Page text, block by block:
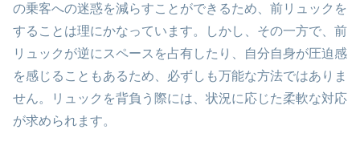
の乗客への迷惑を減らすことができるため、前リュックを
することは理にかなっています。しかし、その一方で、前
リュックが逆にスペースを占有したり、自分自身が圧迫感
を感じることもあるため、必ずしも万能な方法ではありま
せん。リュックを背負う際には、状況に応じた柔軟な対応
が求められます。